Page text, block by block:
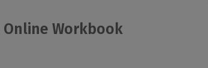
Workbook